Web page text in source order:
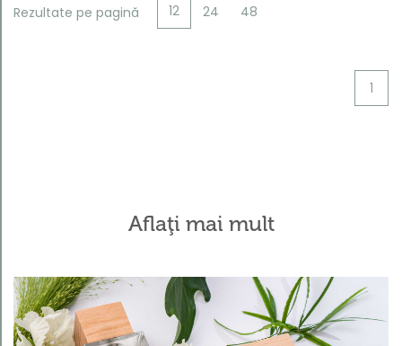
Rezultate pe pagină 12 24 48
1
Aflaţi mai mult